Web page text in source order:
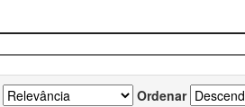
Ordenar